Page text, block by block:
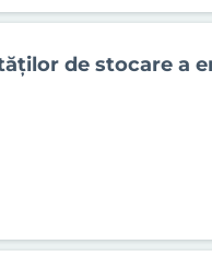
de stocare a